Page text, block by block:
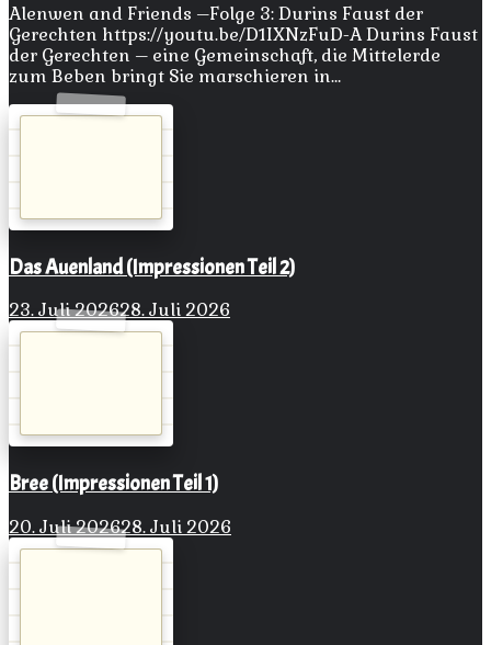
Alenwen and Friends –Folge 3: Durins Faust der
Gerechten https://youtu.be/D1IXNzFuD-A Durins Faust
der Gerechten – eine Gemeinschaft, die Mittelerde
zum Beben bringt Sie marschieren in…
Das Auenland (Impressionen Teil 2)
23. Juli 202628. Juli 2026
Bree (Impressionen Teil 1)
20. Juli 202628. Juli 2026